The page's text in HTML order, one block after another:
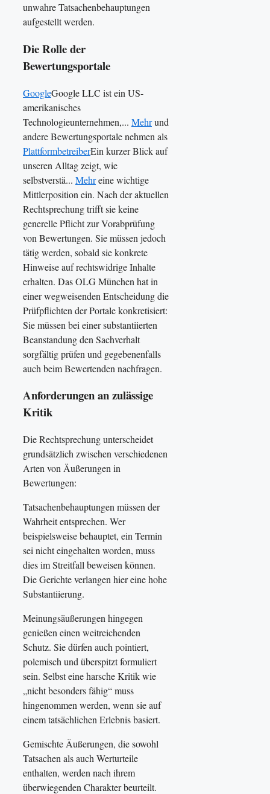
unwahre Tatsachenbehauptungen
aufgestellt werden.
Die Rolle der
Bewertungsportale
GoogleGoogle LLC ist ein US-
amerikanisches
Technologieunternehmen,... Mehrund
andere Bewertungsportale nehmen als
PlattformbetreiberEin kurzer Blick auf
unseren Alltag zeigt, wie
selbstverstä... Mehreine wichtige
Mittlerposition ein. Nach der aktuellen
Rechtsprechung trifft sie keine
generelle Pflicht zur Vorabprüfung
von Bewertungen. Sie müssen jedoch
tätig werden, sobald sie konkrete
Hinweise auf rechtswidrige Inhalte
erhalten. Das OLG München hat in
einer wegweisenden Entscheidung die
Prüfpflichten der Portale konkretisiert:
Sie müssen bei einer substantiierten
Beanstandung den Sachverhalt
sorgfältig prüfen und gegebenenfalls
auch beim Bewertenden nachfragen.
Anforderungen an zulässige
Kritik
Die Rechtsprechung unterscheidet
grundsätzlich zwischen verschiedenen
Arten von Äußerungen in
Bewertungen:
Tatsachenbehauptungen müssen der
Wahrheit entsprechen. Wer
beispielsweise behauptet, ein Termin
sei nicht eingehalten worden, muss
dies im Streitfall beweisen können.
Die Gerichte verlangen hier eine hohe
Substantiierung.
Meinungsäußerungen hingegen
genießen einen weitreichenden
Schutz. Sie dürfen auch pointiert,
polemisch und überspitzt formuliert
sein. Selbst eine harsche Kritik wie
„nicht besonders fähig“ muss
hingenommen werden, wenn sie auf
einem tatsächlichen Erlebnis basiert.
Gemischte Äußerungen, die sowohl
Tatsachen als auch Werturteile
enthalten, werden nach ihrem
überwiegenden Charakter beurteilt.